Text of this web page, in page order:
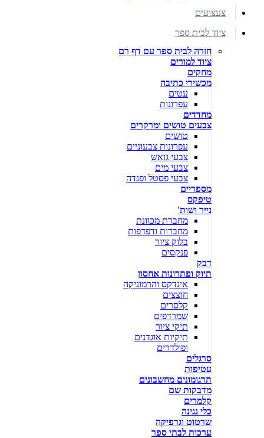
צעצועים
ציוד לבית ספר
חזרה לבית ספר עם דף רם
ציוד למורים
מחקים
מכשירי כתיבה
עטים
עפרונות
מחדדים
צבעים טושים ומרקרים
טושים
עפרונות צבעוניים
צבעי גואש
צבעי מים
צבעי פסטל ופנדה
מספריים
טיפקס
נייר ושות'
מחברת מכוונת
מחברות ודפדפות
בלוק ציור
פנקסים
דבק
תיוק ופתרונות אחסון
אינדקס והרמוניקה
חוצצים
קלסרים
שמרדפים
תיקי ציור
תיקיות אוגדנים
ופולדרים
סרגלים
עטיפות
תרגומונים מחשבונים
מדבקות שם
קלמרים
כלי נגינה
שרטוט וגרפיקה
ערכות לבתי ספר